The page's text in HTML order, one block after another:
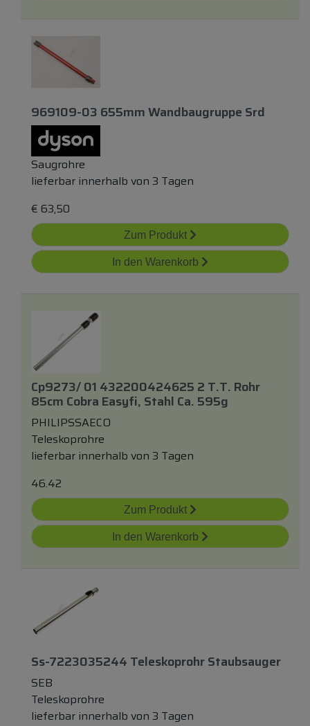
969109-03 655mm Wandbaugruppe Srd
Saugrohre
lieferbar innerhalb von 3 Tagen
€ 63,50
Zum Produkt
In den Warenkorb
Cp9273/ 01 432200424625 2 T.t. Rohr
85cm Cobra Easyfi, Stahl Ca. 595g
PHILIPSSAECO
Teleskoprohre
lieferbar innerhalb von 3 Tagen
46.42
Zum Produkt
In den Warenkorb
Ss-7223035244 Teleskoprohr Staubsauger
SEB
Teleskoprohre
lieferbar innerhalb von 3 Tagen